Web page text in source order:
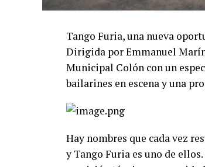
Tango Furia, una nueva
Dirigida por Emmanuel
Municipal Colón con un
bailarines en escena y una
Hay nombres que cada vez
y Tango Furia es uno de